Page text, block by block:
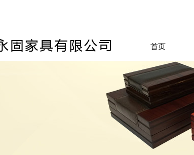
首页